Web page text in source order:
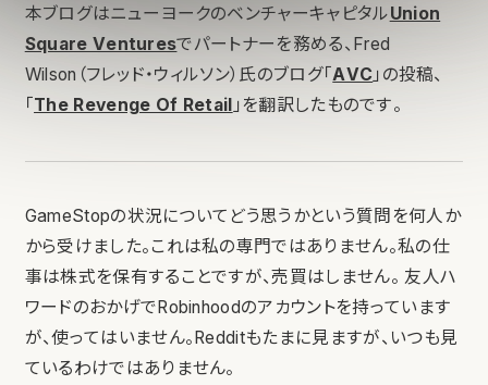
本ブログはニューヨークのベンチャーキャピタルUnion
Square Venturesでパートナーを務める、Fred
Wilson（フレッド・ウィルソン）氏のブログ「AVC 」の投稿、
「 The Revenge Of Retail 」を翻訳したものです。
GameStopの状況についてどう思うかという質問を何人か
から受けました。これは私の専門ではありません。私の仕
事は株式を保有することですが、売買はしません。 友人ハ
ワードのおかげでRobinhoodのアカウントを持っています
が、使ってはいません。Redditもたまに見ますが、いつも見
ているわけではありません。